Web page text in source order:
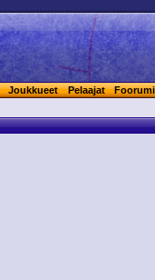
Joukkueet Pelaajat